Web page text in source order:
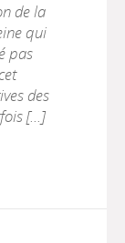
de la
qui
pas
des
[...]